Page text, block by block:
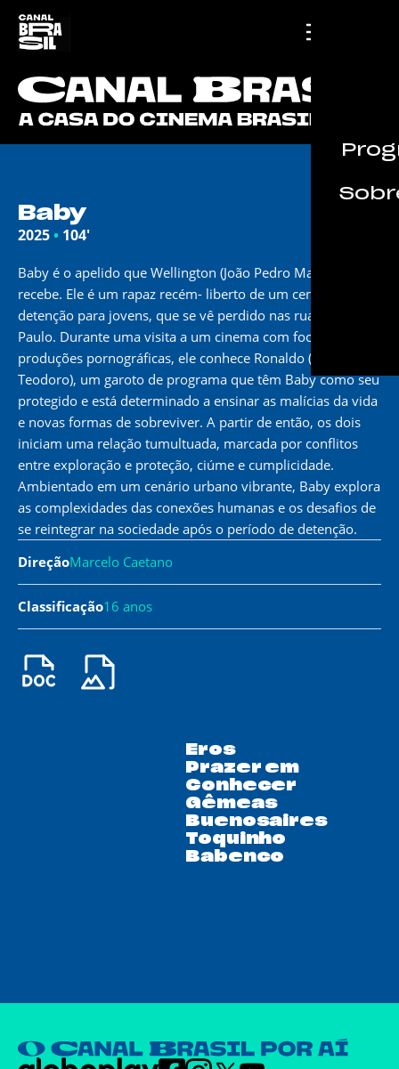
Baby
2025• 104'
Baby é o apelido que Wellington (João Pedro Mariano)
recebe. Ele é um rapaz recém- liberto de um centro de
detenção para jovens, que se vê perdido nas ruas de São
Paulo. Durante uma visita a um cinema com foco em
produções pornográficas, ele conhece Ronaldo (Ricardo
Teodoro), um garoto de programa que têm Baby como seu
protegido e está determinado a ensinar as malícias da vida
e novas formas de sobreviver. A partir de então, os dois
iniciam uma relação tumultuada, marcada por conflitos
entre exploração e proteção, ciúme e cumplicidade.
Ambientado em um cenário urbano vibrante, Baby explora
as complexidades das conexões humanas e os desafios de
se reintegrar na sociedade após o período de detenção.
DireçãoMarcelo Caetano
Classificação16 anos
Eros
Prazer em
Conhecer
Gêmeas
Buenosaires
Toquinho
Babenco